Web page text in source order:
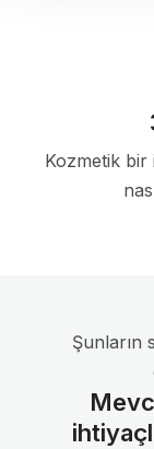
Kozmetik
Şunların